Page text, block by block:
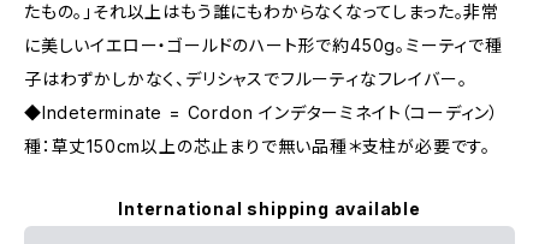
たもの。」それ以上はもう誰にもわからなくなってしまった。非常
に美しいイエロー・ゴールドのハート形で約450g。ミーティで種
子はわずかしかなく、デリシャスでフルーティなフレイバー。
◆Indeterminate = Cordon インデターミネイト（コーディン）
種：草丈150cm以上の芯止まりで無い品種＊支柱が必要です。
International shipping available